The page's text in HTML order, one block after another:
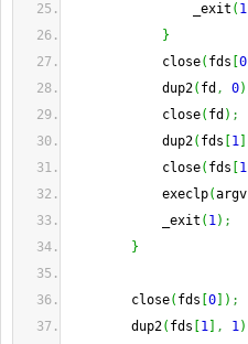
_exit ( 1
}
close( fds 0
dup2( fd , 0)
close( fd ) ;
dup2( fds 1
close( fds 1
execlp(argv
_exit ( 1) ;
}
close( fds 0 ) ;
dup2( fds 1 , 1)